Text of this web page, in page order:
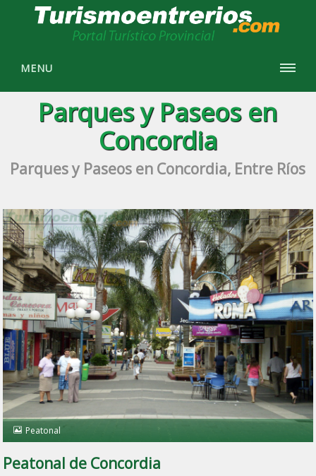
MENU
Parques y Paseos en
Concordia
Parques y Paseos en Concordia, Entre Ríos
Peatonal
Peatonal de Concordia